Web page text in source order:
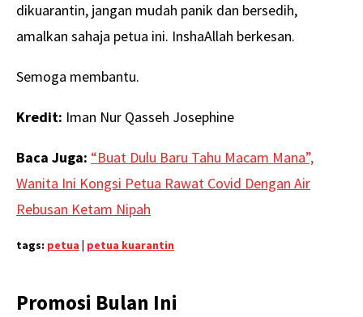
dikuarantin, jangan mudah panik dan bersedih,
amalkan sahaja petua ini. InshaAllah berkesan.
Semoga membantu.
Kredit: Iman Nur Qasseh Josephine
Baca Juga: “Buat Dulu Baru Tahu Macam Mana”,
Wanita Ini Kongsi Petua Rawat Covid Dengan Air
Rebusan Ketam Nipah
tags: petua | petua kuarantin
Promosi Bulan Ini